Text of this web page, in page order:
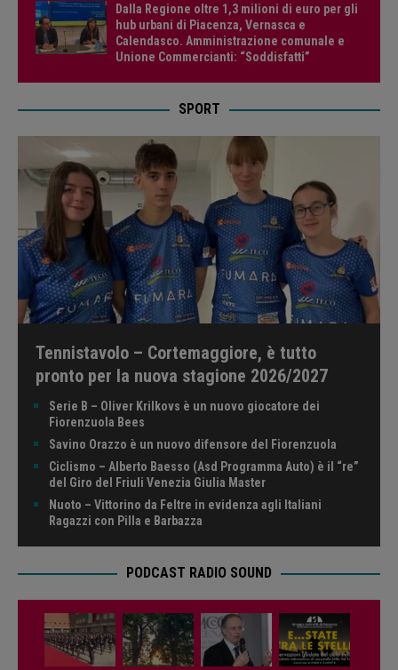
Dalla Regione oltre 1,3 milioni di euro per gli
hub urbani di Piacenza, Vernasca e
Calendasco. Amministrazione comunale e
Unione Commercianti: “Soddisfatti”
SPORT
Tennistavolo – Cortemaggiore, è tutto
pronto per la nuova stagione 2026/2027
Serie B – Oliver Krilkovs è un nuovo giocatore dei
Fiorenzuola Bees
Savino Orazzo è un nuovo difensore del Fiorenzuola
Ciclismo – Alberto Baesso (Asd Programma Auto) è il “re”
del Giro del Friuli Venezia Giulia Master
Nuoto – Vittorino da Feltre in evidenza agli Italiani
Ragazzi con Pilla e Barbazza
PODCAST RADIO SOUND